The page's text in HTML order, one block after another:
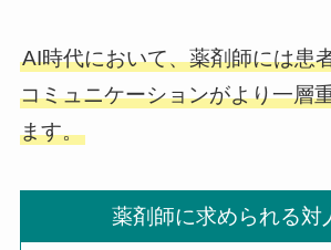
AI時代において、薬剤師には患
コミュニケーションがより一層
ます。
薬剤師に求められる対